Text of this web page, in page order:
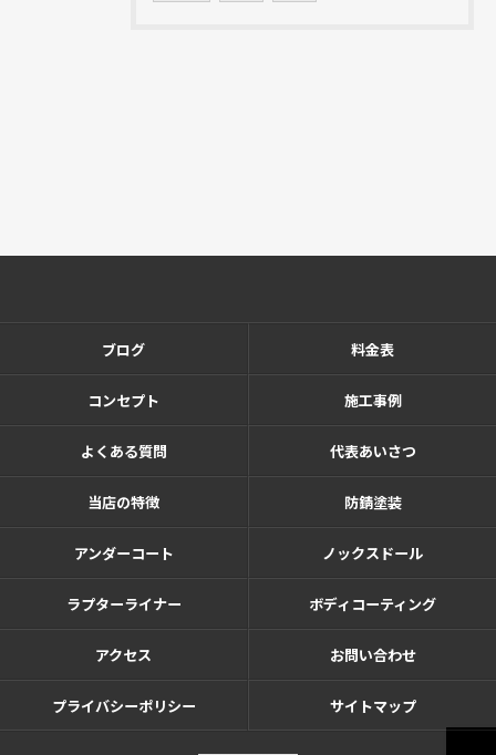
ブログ 料金表
コンセプト 施工事例
よくある質問 代表あいさつ
当店の特徴 防錆塗装
アンダーコート ノックスドール
ラプターライナー ボディコーティング
アクセス お問い合わせ
プライバシーポリシー サイトマップ